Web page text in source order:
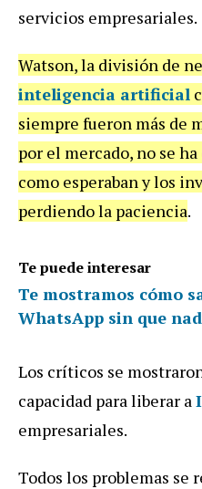
servicios empresariales.
Watson, la división de
inteligencia artificial
siempre fueron más de
por el mercado, no se
como esperaban y los
perdiendo la paciencia.
Te puede interesar
Te mostramos cómo
WhatsApp sin que
Los críticos se
capacidad para liberar a
empresariales.
Todos los problemas